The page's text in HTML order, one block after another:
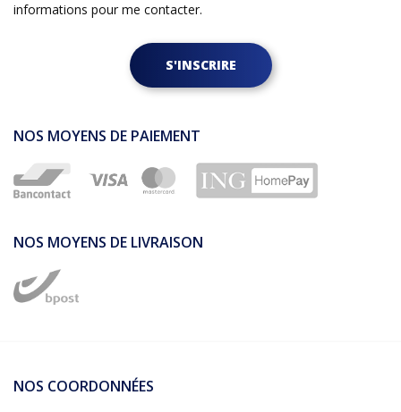
informations pour me contacter.
S'INSCRIRE
NOS MOYENS DE PAIEMENT
NOS MOYENS DE LIVRAISON
NOS COORDONNÉES